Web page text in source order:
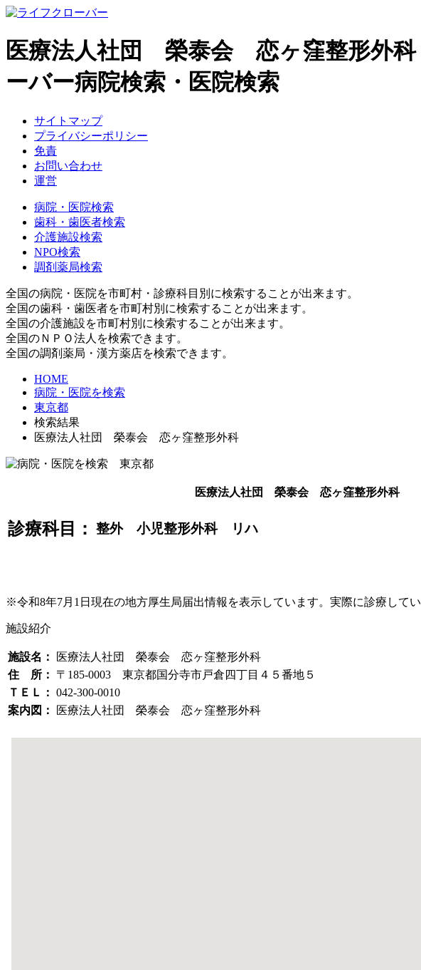
医療法人社団 榮泰会 恋ヶ窪整形外科
ーバー病院検索・医院検索
サイトマップ
プライバシーポリシー
免責
お問い合わせ
運営
病院・医院検索
歯科・歯医者検索
介護施設検索
NPO検索
調剤薬局検索
全国の病院・医院を市町村・診療科目別に検索することが出来ます。
全国の歯科・歯医者を市町村別に検索することが出来ます。
全国の介護施設を市町村別に検索することが出来ます。
全国のＮＰＯ法人を検索できます。
全国の調剤薬局・漢方薬店を検索できます。
HOME
病院・医院を検索
東京都
検索結果
医療法人社団 榮泰会 恋ヶ窪整形外科
医療法人社団 榮泰会 恋ヶ窪整形外科
診療科目： 整外 小児整形外科 リハ
※令和8年7月1日現在の地方厚生局届出情報を表示しています。実際に診療して
施設紹介
施設名：
医療法人社団 榮泰会 恋ヶ窪整形外科
住 所：
〒185-0003 東京都国分寺市戸倉四丁目４５番地５
ＴＥＬ： 042-300-0010
案内図：
医療法人社団 榮泰会 恋ヶ窪整形外科